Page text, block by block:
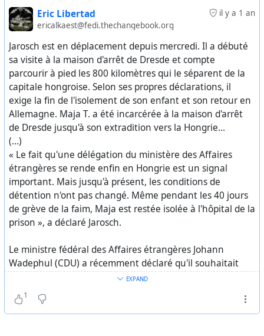
Cependant, selon un communiqué du Comité de
solidarité publié vendredi, la Cour d'appel de Budapest a
une fois de plus rejeté l'assignation à résidence. Elle a
invoqué la grève de la faim de l'accusé et ses
conséquences sur sa santé. La Cour accuse Maja T.
d'avoir retardé la procédure.
https://www.mdr.de/nachrichten/sachsen/dresden/dresd
en-radebeul/maja-t-ungarn-vater-hungermarsch-
budapest-102.html
#BudapestKomplex#repression#Antifa# antifascisme
#freemaja#freeallantifas
il y a 1 an
Eric Libertad
ericalkaest@fedi.thechangebook.org
Jarosch est en déplacement depuis mercredi. Il a débuté
sa visite à la maison d'arrêt de Dresde et compte
parcourir à pied les 800 kilomètres qui le séparent de la
capitale hongroise. Selon ses propres déclarations, il
exige la fin de l'isolement de son enfant et son retour en
Allemagne. Maja T. a été incarcérée à la maison d'arrêt
de Dresde jusqu'à son extradition vers la Hongrie…
(…)
« Le fait qu'une délégation du ministère des Affaires
étrangères se rende enfin en Hongrie est un signal
important. Mais jusqu'à présent, les conditions de
détention n'ont pas changé. Même pendant les 40 jours
de grève de la faim, Maja est restée isolée à l'hôpital de la
prison », a déclaré Jarosch.
Le ministre fédéral des Affaires étrangères Johann
Wadephul (CDU) a récemment déclaré qu'il souhaitait
œuvrer pour de meilleures conditions de détention pour
Maja T.
Cependant, selon un communiqué du Comité de
EXPAND
1